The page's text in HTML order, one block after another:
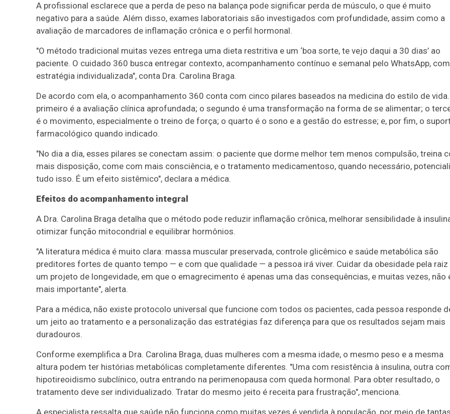
A profissional esclarece que a perda de peso na balança pode significar perda de músculo, o que é muito
negativo para a saúde. Além disso, exames laboratoriais são investigados com profundidade, assim como a
avaliação de marcadores de inflamação crônica e o perfil hormonal.
"O método tradicional muitas vezes entrega uma dieta restritiva e um ‘boa sorte, te vejo daqui a 30 dias’ ao
paciente. O cuidado 360 busca entregar contexto, acompanhamento contínuo e semanal pelo WhatsApp, com
estratégia individualizada", conta Dra. Carolina Braga.
De acordo com ela, o acompanhamento 360 conta com cinco pilares baseados na medicina do estilo de vida.
primeiro é a avaliação clínica aprofundada; o segundo é uma transformação na forma de se alimentar; o
é o movimento, especialmente o treino de força; o quarto é o sono e a gestão do estresse; e, por fim, o
farmacológico quando indicado.
"No dia a dia, esses pilares se conectam assim: o paciente que dorme melhor tem menos compulsão, treina
mais disposição, come com mais consciência, e o tratamento medicamentoso, quando necessário,
tudo isso. É um efeito sistêmico", declara a médica.
Efeitos do acompanhamento integral
A Dra. Carolina Braga detalha que o método pode reduzir inflamação crônica, melhorar sensibilidade à
otimizar função mitocondrial e equilibrar hormônios.
"A literatura médica é muito clara: massa muscular preservada, controle glicêmico e saúde metabólica são
preditores fortes de quanto tempo — e com que qualidade — a pessoa irá viver. Cuidar da obesidade pela raiz
um projeto de longevidade, em que o emagrecimento é apenas uma das consequências, e muitas vezes, não
mais importante", alerta.
Para a médica, não existe protocolo universal que funcione com todos os pacientes, cada pessoa responde
um jeito ao tratamento e a personalização das estratégias faz diferença para que os resultados sejam mais
duradouros.
Conforme exemplifica a Dra. Carolina Braga, duas mulheres com a mesma idade, o mesmo peso e a mesma
altura podem ter histórias metabólicas completamente diferentes. "Uma com resistência à insulina, outra
hipotireoidismo subclínico, outra entrando na perimenopausa com queda hormonal. Para obter resultado, o
tratamento deve ser individualizado. Tratar do mesmo jeito é receita para frustração", menciona.
A especialista ressalta que saúde não funciona como muitas vezes é vendida à população, por meio de tantas